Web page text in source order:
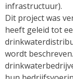
infrastructuur).
Dit project was
heeft geleid tot
wordt